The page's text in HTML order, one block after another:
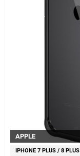
APPLE
IPHONE 7 PLUS / 8 PLUS